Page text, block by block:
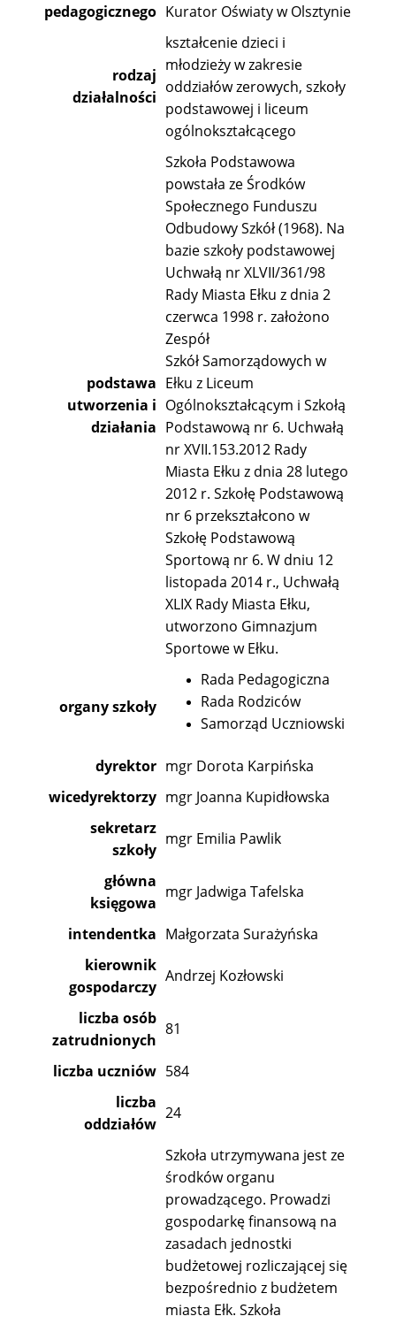
pedagogicznego Kurator Oświaty w Olsztynie
rodzaj
działalności
kształcenie dzieci i
młodzieży w zakresie
oddziałów zerowych, szkoły
podstawowej i liceum
ogólnokształcącego
podstawa
utworzenia i
działania
Szkoła Podstawowa
powstała ze Środków
Społecznego Funduszu
Odbudowy Szkół (1968). Na
bazie szkoły podstawowej
Uchwałą nr XLVII/361/98
Rady Miasta Ełku z dnia 2
czerwca 1998 r. założono
Zespół
Szkół Samorządowych w
Ełku z Liceum
Ogólnokształcącym i Szkołą
Podstawową nr 6. Uchwałą
nr XVII.153.2012 Rady
Miasta Ełku z dnia 28 lutego
2012 r. Szkołę Podstawową
nr 6 przekształcono w
Szkołę Podstawową
Sportową nr 6. W dniu 12
listopada 2014 r., Uchwałą
XLIX Rady Miasta Ełku,
utworzono Gimnazjum
Sportowe w Ełku.
organy szkoły
Rada Pedagogiczna
Rada Rodziców
Samorząd Uczniowski
dyrektor mgr Dorota Karpińska
wicedyrektorzy mgr Joanna Kupidłowska
sekretarz
szkoły
mgr Emilia Pawlik
główna
księgowa
mgr Jadwiga Tafelska
intendentka Małgorzata Surażyńska
kierownik
gospodarczy
Andrzej Kozłowski
liczba osób
zatrudnionych
81
liczba uczniów 584
liczba
oddziałów
24
Szkoła utrzymywana jest ze
środków organu
prowadzącego. Prowadzi
gospodarkę finansową na
zasadach jednostki
budżetowej rozliczającej się
bezpośrednio z budżetem
miasta Ełk. Szkoła